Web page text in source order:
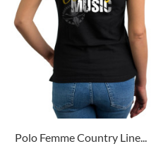
Polo Femme Country Line...